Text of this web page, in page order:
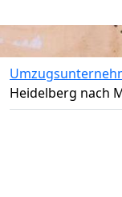
Heidelberg nach